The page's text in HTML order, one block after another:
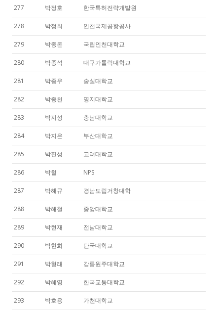
277 박정호 한국특허전략개발원
278 박정희 인천국제공항공사
279 박종돈 국립인천대학교
280 박종석 대구가톨릭대학교
281 박종우 숭실대학교
282 박종천 명지대학교
283 박지성 충남대학교
284 박지은 부산대학교
285 박진성 고려대학교
286 박철 NPS
287 박해규 경남도립거창대학
288 박해철 중앙대학교
289 박현재 전남대학교
290 박현희 단국대학교
291 박형래 강릉원주대학교
292 박혜영 한국교통대학교
293 박호용 가천대학교